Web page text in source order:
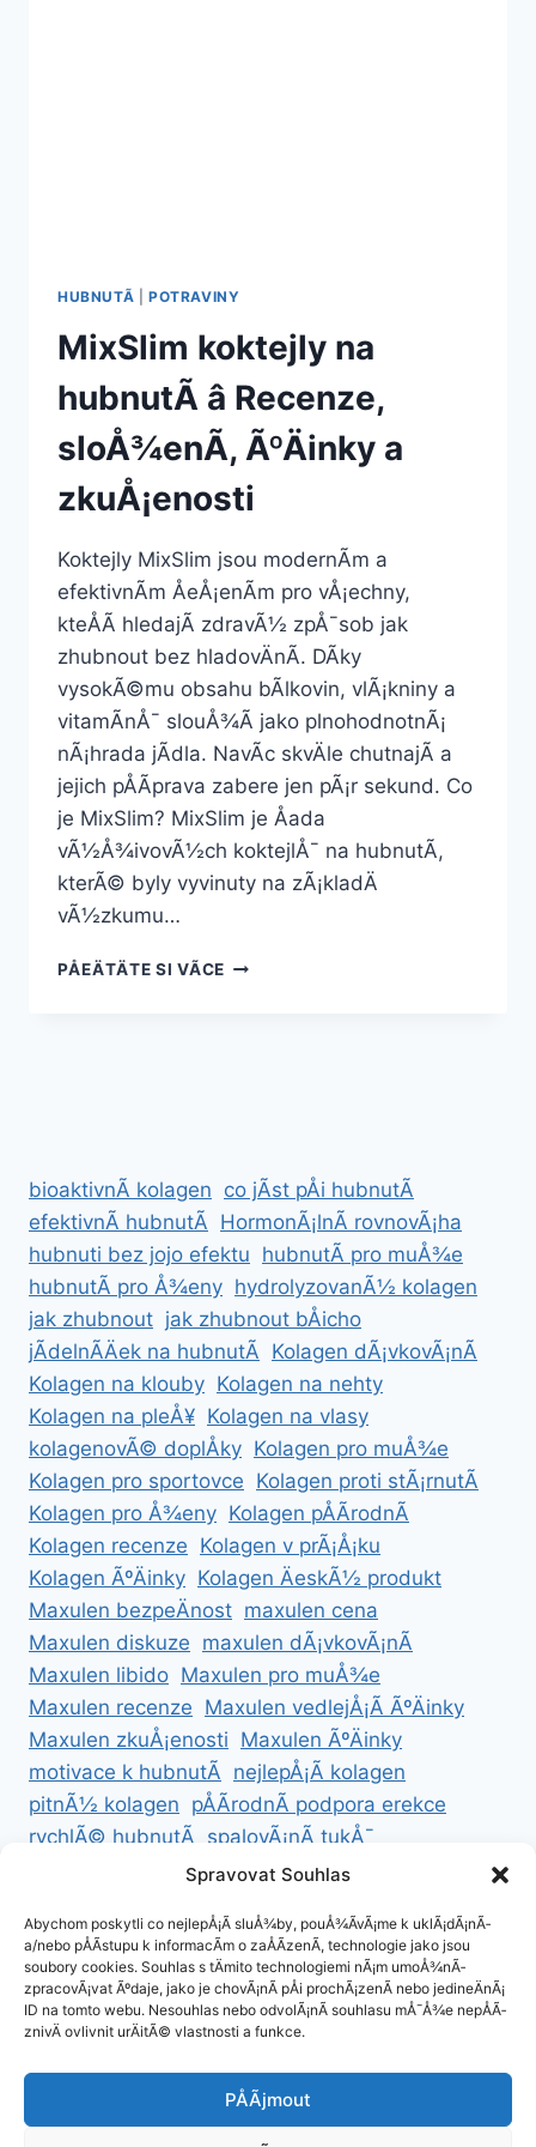
HUBNUTÃ­ POTRAVINY
MixSlim koktejly na
hubnutÃ­ â Recenze,
sloÅ¾enÃ­, ÃºÄinky a
zkuÅ¡enosti
Koktejly MixSlim jsou modernÃ­m a
efektivnÃ­m ÅeÅ¡enÃ­m pro vÅ¡echny,
kteÅÃ­ hledajÃ­ zdravÃ½ zpÅ¯sob jak
zhubnout bez hladovÄnÃ­. DÃ­ky
vysokÃ©mu obsahu bÃ­lkovin, vlÃ¡kniny a
vitamÃ­nÅ¯ slouÅ¾Ã­ jako plnohodnotnÃ¡
nÃ¡hrada jÃ­dla. NavÃ­c skvÄle chutnajÃ­ a
jejich pÅÃ­prava zabere jen pÃ¡r sekund. Co
je MixSlim? MixSlim je Åada
vÃ½Å¾ivovÃ½ch koktejlÅ¯ na hubnutÃ­,
kterÃ© byly vyvinuty na zÃ¡kladÄ
vÃ½zkumu…
PÅEÄTÄTE SI VÃ­CEMIXSLIM
ZKUÅ¡ENOSTI
bioaktivnÃ­ kolagen co jÃ­st pÅi hubnutÃ­
efektivnÃ­ hubnutÃ­ HormonÃ¡lnÃ­ rovnovÃ¡ha
hubnuti bez jojo efektu hubnutÃ­ pro muÅ¾e
hubnutÃ­ pro Å¾eny hydrolyzovanÃ½ kolagen
jak zhubnout jak zhubnout bÅicho
jÃ­delnÃ­Äek na hubnutÃ­ Kolagen dÃ¡vkovÃ¡nÃ­
Kolagen na klouby Kolagen na nehty
Kolagen na pleÅ¥ Kolagen na vlasy
kolagenovÃ© doplÅky Kolagen pro muÅ¾e
Kolagen pro sportovce Kolagen proti stÃ¡rnutÃ­
Kolagen pro Å¾eny Kolagen pÅÃ­rodnÃ­
Kolagen recenze Kolagen v prÃ¡Å¡ku
Kolagen ÃºÄinky Kolagen ÄeskÃ½ produkt
Maxulen bezpeÄnost maxulen cena
Maxulen diskuze maxulen dÃ¡vkovÃ¡nÃ­
Maxulen libido Maxulen pro muÅ¾e
Maxulen recenze Maxulen vedlejÅ¡Ã­ ÃºÄinky
Maxulen zkuÅ¡enosti Maxulen ÃºÄinky
motivace k hubnutÃ­ nejlepÅ¡Ã­ kolagen
pitnÃ½ kolagen pÅÃ­rodnÃ­ podpora erekce
rychlÃ© hubnutÃ­ spalovÃ¡nÃ­ tukÅ¯
ZdravÃ© hubnutÃ­ ZdravÃ© recepty na hubnutÃ­
ZÃ¡sady cookies (EU)
Spravovat Souhlas
Abychom poskytli co nejlepÅ¡Ã­ sluÅ¾by, pouÅ¾Ã­vÃ¡me k uklÃ¡dÃ¡nÃ­
a/nebo pÅÃ­stupu k informacÃ­m o zaÅÃ­zenÃ­, technologie jako jsou
soubory cookies. Souhlas s tÄmito technologiemi nÃ¡m umoÅ¾nÃ­
zpracovÃ¡vat Ãºdaje, jako je chovÃ¡nÃ­ pÅi prochÃ¡zenÃ­ nebo jedineÄnÃ¡
ID na tomto webu. Nesouhlas nebo odvolÃ¡nÃ­ souhlasu mÅ¯Å¾e nepÅÃ­
znivÄ ovlivnit urÄitÃ© vlastnosti a funkce.
PÅÃ­jmout